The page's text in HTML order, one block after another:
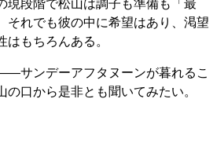
段階で松山は調子も準備も「最
それでも彼の中に希望はあり、渇望
はもちろんある。
サンデーアフタヌーンが暮れるこ
の口から是非とも聞いてみたい。